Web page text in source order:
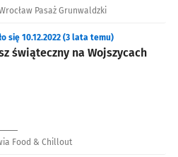
Pasaż Grunwaldzki
świąteczny na Wojszycach
się 10.12.2022 (3 lata temu)
Food & Chillout